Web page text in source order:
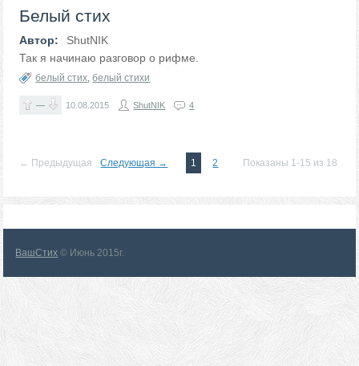
Белый стих
Автор:
ShutNIK
Так я начинаю разговор о рифме.
белый стих,белый стихи
— 10.08.2015 ShutNIK 4
← Предыдущая Следующая → 1 2 Показаны 1-15 из 18
ВашСтих © Июнь 2015г.